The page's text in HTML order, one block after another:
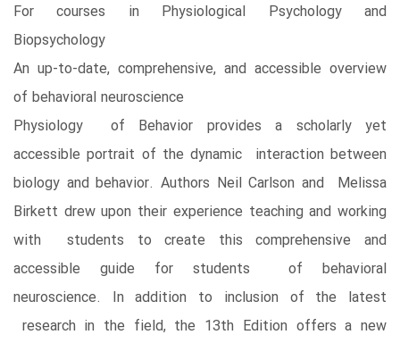
For courses in Physiological Psychology and
Biopsychology
An up-to-date, comprehensive, and accessible overview
of behavioral neuroscience
Physiology of Behavior provides a scholarly yet
accessible portrait of the dynamic interaction between
biology and behavior. Authors Neil Carlson and Melissa
Birkett drew upon their experience teaching and working
with students to create this comprehensive and
accessible guide for students of behavioral
neuroscience. In addition to inclusion of the latest
research in the field, the 13th Edition offers a new